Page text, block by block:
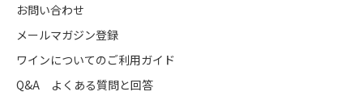
お問い合わせ
メールマガジン登録
ワインについてのご利用ガイド
Q&A よくある質問と回答